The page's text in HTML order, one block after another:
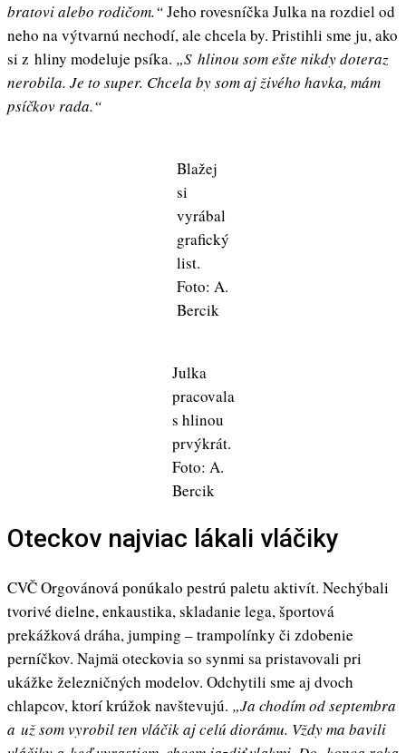
bratovi alebo rodičom.“Jeho rovesníčka Julka na rozdiel od
neho na výtvarnú nechodí, ale chcela by. Pristihli sme ju, ako
si z hliny modeluje psíka. „S hlinou som ešte nikdy doteraz
nerobila. Je to super. Chcela by som aj živého havka, mám
psíčkov rada.“
Blažej
si
vyrábal
grafický
list.
Foto: A.
Bercik
Julka
pracovala
s hlinou
prvýkrát.
Foto: A.
Bercik
Oteckov najviac lákali vláčiky
CVČ Orgovánová ponúkalo pestrú paletu aktivít. Nechýbali
tvorivé dielne, enkaustika, skladanie lega, športová
prekážková dráha, jumping – trampolínky či zdobenie
perníčkov. Najmä oteckovia so synmi sa pristavovali pri
ukážke železničných modelov. Odchytili sme aj dvoch
chlapcov, ktorí krúžok navštevujú. „Ja chodím od septembra
a už som vyrobil ten vláčik aj celú diorámu. Vždy ma bavili